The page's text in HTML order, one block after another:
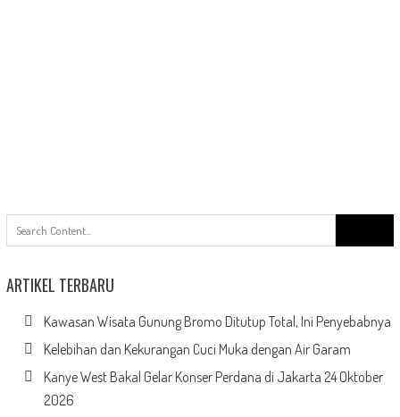
for:
ARTIKEL TERBARU
Kawasan Wisata Gunung Bromo Ditutup Total, Ini Penyebabnya
Kelebihan dan Kekurangan Cuci Muka dengan Air Garam
Kanye West Bakal Gelar Konser Perdana di Jakarta 24 Oktober
2026